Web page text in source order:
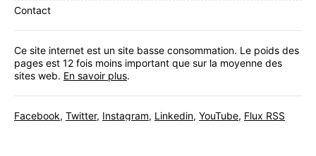
Contact
Ce site internet est un site basse consommation. Le poids des
pages est 12 fois moins important que sur la moyenne des
sites web. En savoir plus.
Facebook, Twitter, Instagram, Linkedin, YouTube, Flux RSS